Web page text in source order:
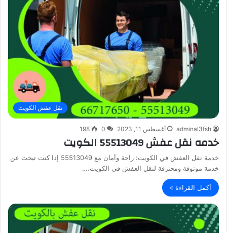
نقل عفش الكويت
adminal3fsh أغسطس 11, 2023 0
198
خدمه نقل عفش 55513049 الكويت
خدمة نقل العفش في الكويت: راحة وأمان مع 55513049 إذا كنت تبحث عن
خدمة موثوقة ومحترفة لنقل العفش في الكويت،…
أكمل القراءة »